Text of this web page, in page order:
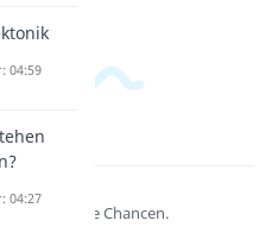
lohnt sich!
hier deine Chancen.
04:59
04:27